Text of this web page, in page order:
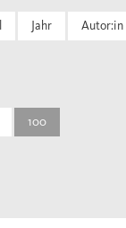
Jahr Autor:in
100